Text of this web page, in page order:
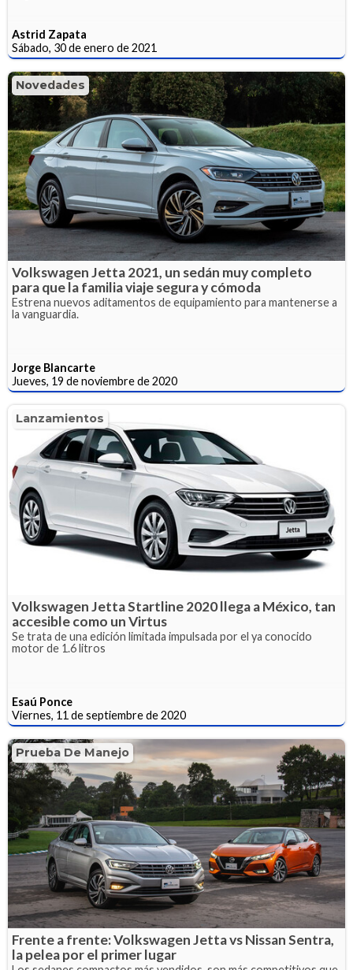
Astrid Zapata
Sábado, 30 de enero de 2021
Novedades
Volkswagen Jetta 2021, un sedán muy completo
para que la familia viaje segura y cómoda
Estrena nuevos aditamentos de equipamiento para mantenerse a
la vanguardia.
Jorge Blancarte
Jueves, 19 de noviembre de 2020
Lanzamientos
Volkswagen Jetta Startline 2020 llega a México, tan
accesible como un Virtus
Se trata de una edición limitada impulsada por el ya conocido
motor de 1.6 litros
Esaú Ponce
Viernes, 11 de septiembre de 2020
Prueba De Manejo
Frente a frente: Volkswagen Jetta vs Nissan Sentra,
la pelea por el primer lugar